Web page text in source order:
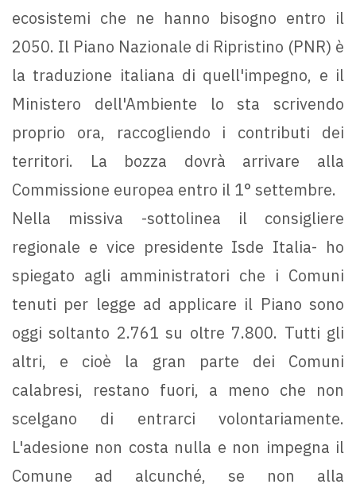
ecosistemi che ne hanno bisogno entro il
2050. Il Piano Nazionale di Ripristino (PNR) è
la traduzione italiana di quell'impegno, e il
Ministero dell'Ambiente lo sta scrivendo
proprio ora, raccogliendo i contributi dei
territori. La bozza dovrà arrivare alla
Commissione europea entro il 1° settembre.
Nella missiva -sottolinea il consigliere
regionale e vice presidente Isde Italia- ho
spiegato agli amministratori che i Comuni
tenuti per legge ad applicare il Piano sono
oggi soltanto 2.761 su oltre 7.800. Tutti gli
altri, e cioè la gran parte dei Comuni
calabresi, restano fuori, a meno che non
scelgano di entrarci volontariamente.
L'adesione non costa nulla e non impegna il
Comune ad alcunché, se non alla